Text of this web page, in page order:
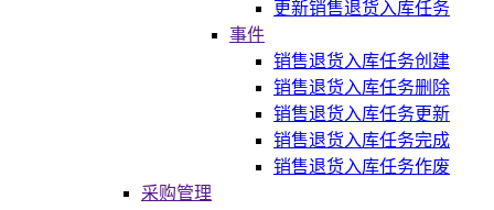
更新销售退货入库任务
事件
销售退货入库任务创建
销售退货入库任务删除
销售退货入库任务更新
销售退货入库任务完成
销售退货入库任务作废
采购管理